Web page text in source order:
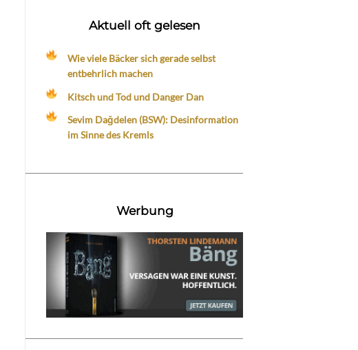
Aktuell oft gelesen
Wie viele Bäcker sich gerade selbst
entbehrlich machen
Kitsch und Tod und Danger Dan
Sevim Dağdelen (BSW): Desinformation
im Sinne des Kremls
Werbung